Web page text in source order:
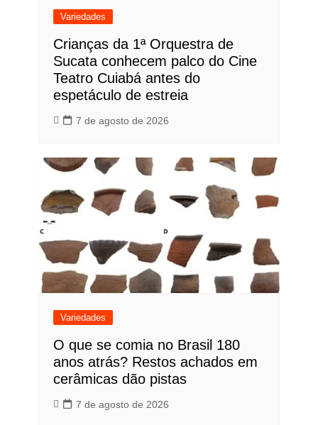
Variedades
Crianças da 1ª Orquestra de
Sucata conhecem palco do Cine
Teatro Cuiabá antes do
espetáculo de estreia
7 de agosto de 2026
Variedades
O que se comia no Brasil 180
anos atrás? Restos achados em
cerâmicas dão pistas
7 de agosto de 2026